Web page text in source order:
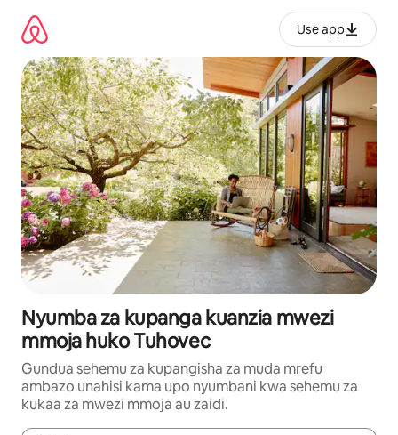
kwenda
kwenye
maudhui
Use app
Nyumba za kupanga kuanzia mwezi
mmoja huko Tuhovec
Gundua sehemu za kupangisha za muda mrefu
ambazo unahisi kama upo nyumbani kwa sehemu za
kukaa za mwezi mmoja au zaidi.